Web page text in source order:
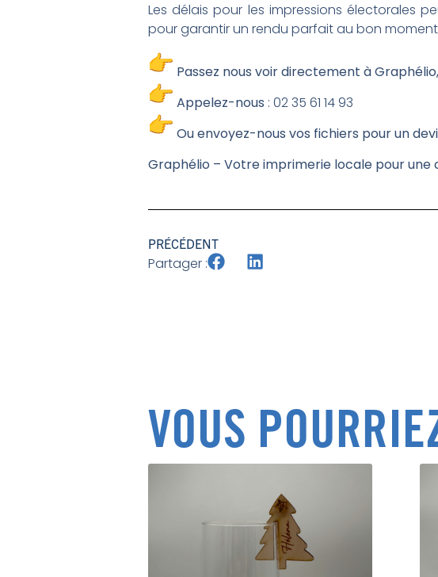
Les délais pour les impressions électorales
pour garantir un rendu parfait au bon
Passez nous voir directement à
Appelez-nous : 02 35 61 14 93
Ou envoyez-nous vos fichiers pour un
Graphélio – Votre imprimerie locale pour une
PRÉCÉDENT
Partager :
VOUS